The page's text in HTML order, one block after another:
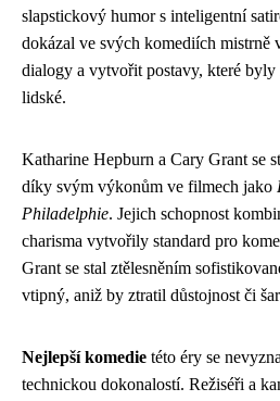
slapstickový humor s inteligentní
dokázal ve svých komediích
dialogy a vytvořit postavy, které
lidské.
Katharine Hepburn a Cary Grant se
díky svým výkonům ve filmech jako
Philadelphie. Jejich schopnost
charisma vytvořily standard pro
Grant se stal ztělesněním
vtipný, aniž by ztratil důstojnost či
Nejlepší komedie této éry se
technickou dokonalostí. Režiséři a